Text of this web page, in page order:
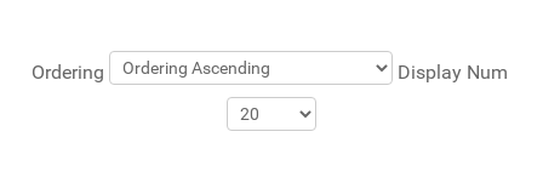
Ordering Display Num